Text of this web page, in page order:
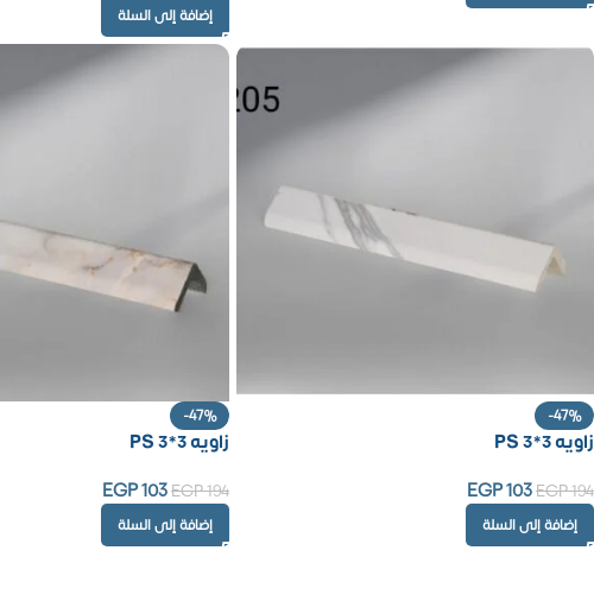
إضافة إلى السلة
-47%
زاويه PS 3*3
EGP194
EGP103
إضافة إلى السلة
-47%
زاويه PS 3*3
EGP194
EGP103
إضافة إلى السلة